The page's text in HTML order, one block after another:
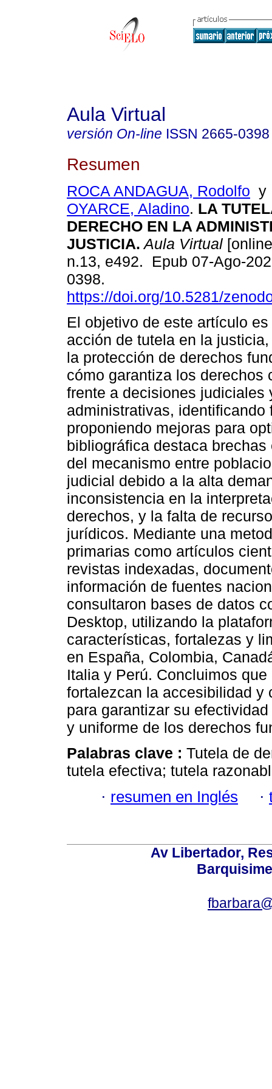
Aula Virtual
versión On-line ISSN 2665-0398
Resumen
ROCA ANDAGUA, Rodolfo
OYARCE, Aladino. LA
DERECHO EN LA
JUSTICIA. Aula Virtual
n.13, e492. Epub 07-Ago-
0398.
https://doi.org/10.5281/
El objetivo de este artículo
acción de tutela en la
la protección de derechos
cómo garantiza los derechos
frente a decisiones judiciales
administrativas,
proponiendo mejoras para
bibliográfica destaca
del mecanismo entre
judicial debido a la alta
inconsistencia en la
derechos, y la falta de
jurídicos. Mediante una
primarias como artículos
revistas indexadas,
información de fuentes
consultaron bases de datos
Desktop, utilizando la
características, fortalezas y
en España, Colombia,
Italia y Perú. Concluimos
fortalezcan la accesibilidad y
para garantizar su
y uniforme de los derechos
Palabras clave : Tutela de
tutela efectiva; tutela
· resumen en Inglés ·
Av Libertador,